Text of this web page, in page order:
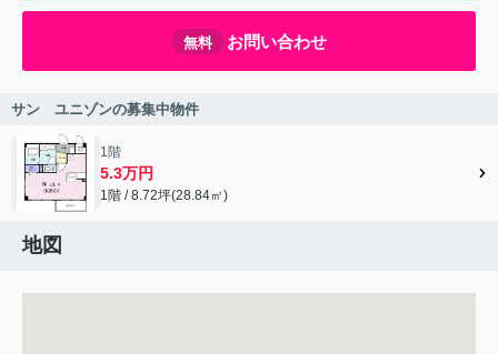
無料 お問い合わせ
サン ユニゾンの募集中物件
1階
5.3万円
1階 / 8.72坪(28.84㎡)
地図